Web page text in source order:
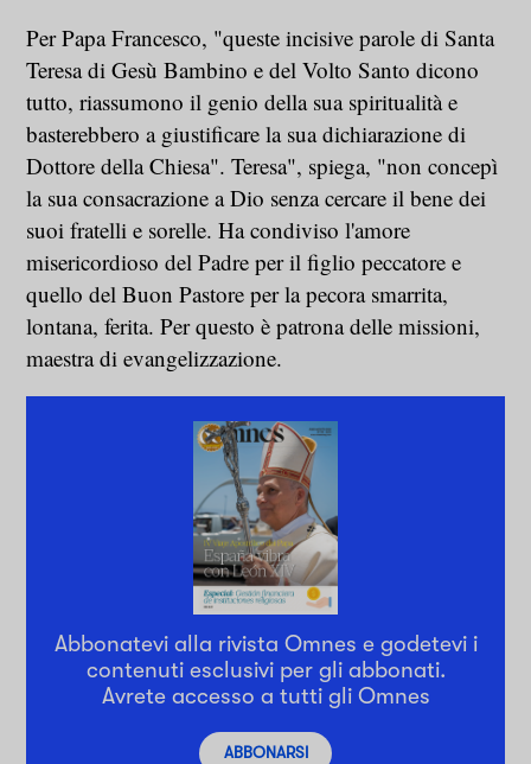
Per Papa Francesco, "queste incisive parole di Santa
Teresa di Gesù Bambino e del Volto Santo dicono
tutto, riassumono il genio della sua spiritualità e
basterebbero a giustificare la sua dichiarazione di
Dottore della Chiesa". Teresa", spiega, "non concepì
la sua consacrazione a Dio senza cercare il bene dei
suoi fratelli e sorelle. Ha condiviso l'amore
misericordioso del Padre per il figlio peccatore e
quello del Buon Pastore per la pecora smarrita,
lontana, ferita. Per questo è patrona delle missioni,
maestra di evangelizzazione.
Abbonatevi alla rivista Omnes e godetevi i
contenuti esclusivi per gli abbonati.
Avrete accesso a tutti gli Omnes
ABBONARSI